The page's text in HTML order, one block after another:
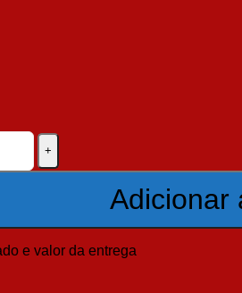
Adicionar
e valor da entrega